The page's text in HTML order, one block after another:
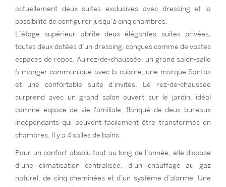
actuellement deux suites exclusives avec dressing et la
possibilité de configurer jusqu’à cinq chambres.
L’étage supérieur abrite deux élégantes suites privées,
toutes deux dotées d’un dressing, conçues comme de vastes
espaces de repos. Au rez-de-chaussée, un grand salon-salle
à manger communique avec la cuisine, une marque Santos
et une confortable suite d’invités. Le rez-de-chaussée
surprend avec un grand salon ouvert sur le jardin, idéal
comme espace de vie familiale, flanqué de deux bureaux
indépendants qui peuvent facilement être transformés en
chambres. Il y a 4 salles de bains.
Pour un confort absolu tout au long de l’année, elle dispose
d’une climatisation centralisée, d’un chauffage au gaz
naturel, de cinq cheminées et d’un système d’alarme. Une